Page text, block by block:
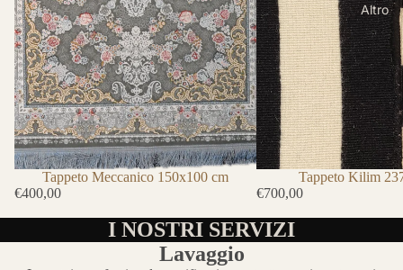
Altro
Tappeto Meccanico 150x100 cm
€400,00
Tappeto Kilim
€700,00
I NOSTRI SERVIZI
Lavaggio